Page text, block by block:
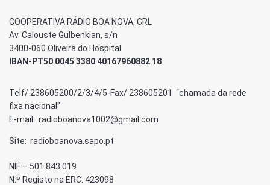
COOPERATIVA RÁDIO BOA NOVA, CRL
Av. Calouste Gulbenkian, s/n
3400-060 Oliveira do Hospital
IBAN-PT50 0045 3380 40167960882 18
Telf/ 238605200/2/3/4/5-Fax/ 238605201 “chamada da rede
fixa nacional”
E-mail: radioboanova1002@gmail.com
Site: radioboanova.sapo.pt
NIF – 501 843 019
N.º Registo na ERC: 423098